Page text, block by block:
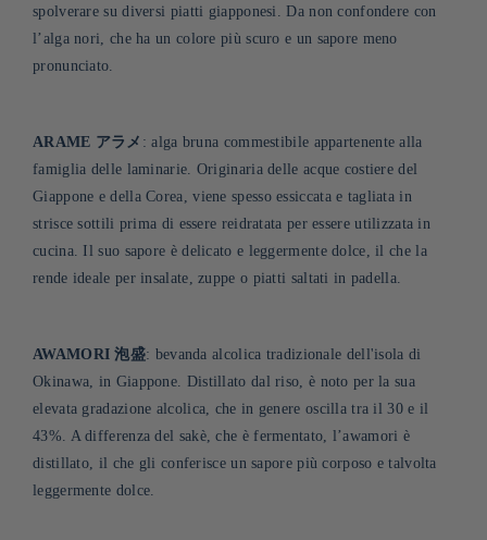
spolverare su diversi piatti giapponesi. Da non confondere con
l’alga nori, che ha un colore più scuro e un sapore meno
pronunciato.
ARAME アラメ : alga bruna commestibile appartenente alla
famiglia delle laminarie. Originaria delle acque costiere del
Giappone e della Corea, viene spesso essiccata e tagliata in
strisce sottili prima di essere reidratata per essere utilizzata in
cucina. Il suo sapore è delicato e leggermente dolce, il che la
rende ideale per insalate, zuppe o piatti saltati in padella.
AWAMORI 泡盛: bevanda alcolica tradizionale dell'isola di
Okinawa, in Giappone. Distillato dal riso, è noto per la sua
elevata gradazione alcolica, che in genere oscilla tra il 30 e il
43%. A differenza del sakè, che è fermentato, l’awamori è
distillato, il che gli conferisce un sapore più corposo e talvolta
leggermente dolce.